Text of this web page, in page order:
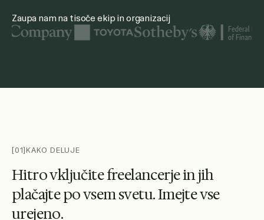
Zaupa nam na tisoče ekip in organizacij
[01]KAKO DELUJE
Hitrovključitefreelancerjeinjih
plačajtepovsemsvetu.Imejtevse
urejeno.